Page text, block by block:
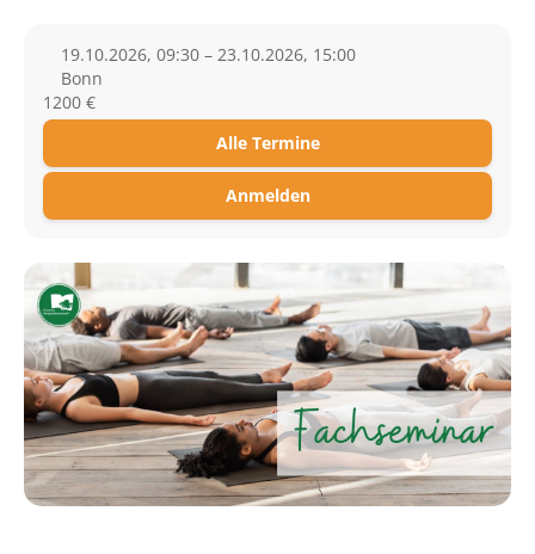
19.10.2026, 09:30 – 23.10.2026, 15:00
Bonn
1200 €
Alle Termine
Anmelden